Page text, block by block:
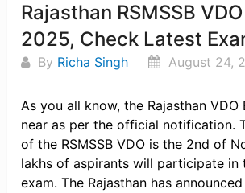
Rajasthan RSMSSB
2025, Check Latest
By Richa Singh August 24,
As you all know, the Rajasthan VDO
near as per the official notification.
of the RSMSSB VDO is the 2nd of
lakhs of aspirants will participate in
exam. The Rajasthan has